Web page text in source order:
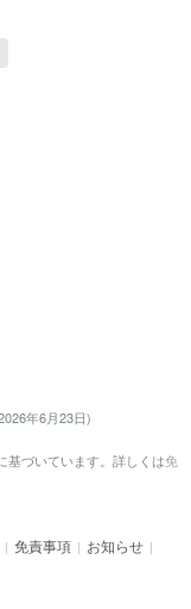
年6月23日)
基づいています。詳しくは免
| 免責事項 | お知らせ |